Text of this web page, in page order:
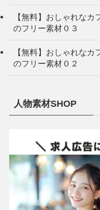
【無料】おしゃれな
のフリー素材０３
【無料】おしゃれな
のフリー素材０２
人物素材SHOP